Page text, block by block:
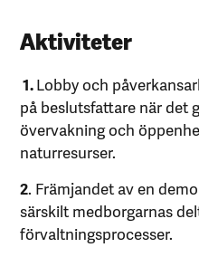
Aktiviteter
1.Lobby och
på beslutsfattare när det
övervakning och
naturresurser.
2. Främjandet av en
särskilt medborgarnas
förvaltningsprocesser.